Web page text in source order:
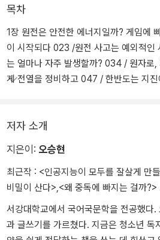
다. 2장에서는 원전이 싼 에너지인지, 비
3장에서는 원전이 친환경적인 에너지인
이 화력 발전이 주도하는 현재의 발전 시
대안이 되는지, 원전을 대신할 대체 에너
에서는 원전이 사회적 갈등을 불러일으
목차
1장 원전은 안전한 에너지일까? 게임에
이 시작되다 023 /원전 사고는 예외적인
는 얼마나 자주 발생할까? 034 / 원자로
게 전열을 정비하고 047 / 한반도는 지
2장 원전은 경제적인 에너지일까? 반격
지 않나? 09 / 함께 정리해 보기 –
3장 원전은 친환경적인 에너지일까? 원
110 /방사능은 환경에 독일까? 119 / 기
폭이 원전만의 문제일까? 132 / 함께 정
한 쟁점 141
저자 소개
지은이: 오승현
최근작 : <인공지능이 모두를 잘살게 만
비밀이 산다>,<왜 중독에 빠지는 걸까?>
서강대학교에서 국어국문학을 전공했다
과 글쓰기를 가르쳤다. 지금은 청소년 독